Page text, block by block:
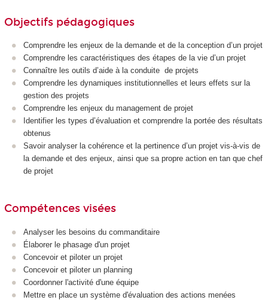
Objectifs pédagogiques
Comprendre les enjeux de la demande et de la conception d’un projet
Comprendre les caractéristiques des étapes de la vie d’un projet
Connaître les outils d’aide à la conduite de projets
Comprendre les dynamiques institutionnelles et leurs effets sur la
gestion des projets
Comprendre les enjeux du management de projet
Identifier les types d’évaluation et comprendre la portée des résultats
obtenus
Savoir analyser la cohérence et la pertinence d’un projet vis-à-vis de
la demande et des enjeux, ainsi que sa propre action en tan que chef
de projet
Compétences visées
Analyser les besoins du commanditaire
Élaborer le phasage d'un projet
Concevoir et piloter un projet
Concevoir et piloter un planning
Coordonner l'activité d'une équipe
Mettre en place un système d'évaluation des actions menées